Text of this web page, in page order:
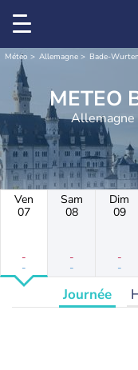
Météo Allemagne Bade-
Allemagne
Ven
07
-
-
Sam
08
-
-
Dim
09
-
-
Journée